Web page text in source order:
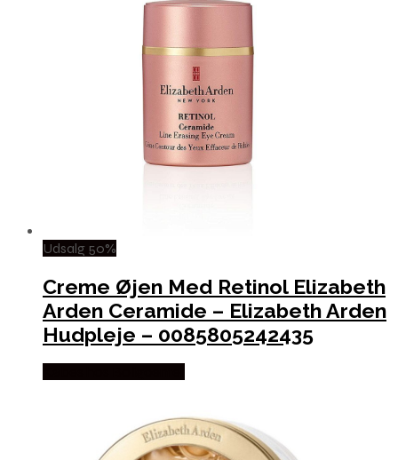
Udsalg 50%
Creme Øjen Med Retinol Elizabeth
Arden Ceramide – Elizabeth Arden
Hudpleje – 0085805242435